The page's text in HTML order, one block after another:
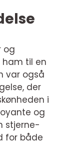
og
ham til en
var også
der
i
og
stjerne-
for både